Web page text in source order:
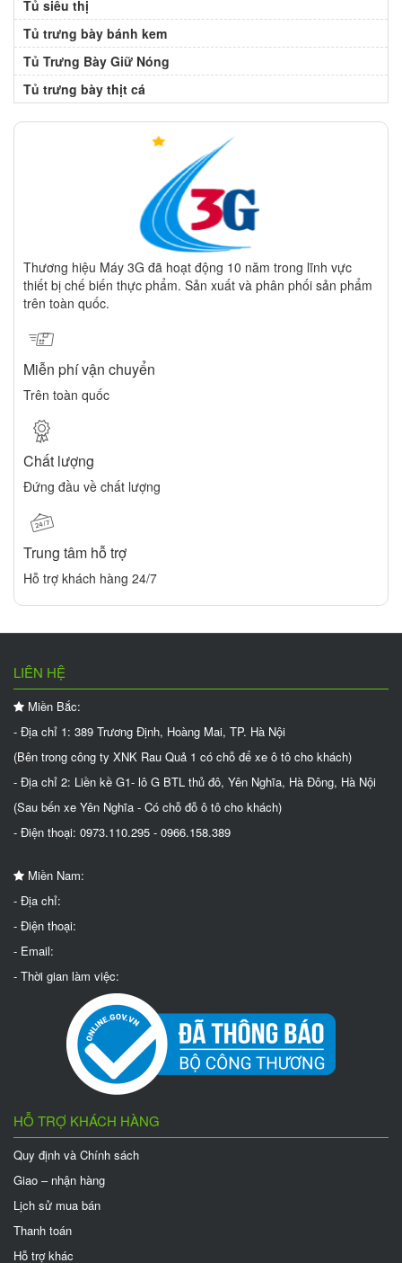
Tủ siêu thị
Tủ trưng bày bánh kem
Tủ Trưng Bày Giữ Nóng
Tủ trưng bày thịt cá
Thương hiệu Máy 3G đã hoạt động 10 năm trong lĩnh vực
thiết bị chế biến thực phẩm. Sản xuất và phân phối sản phẩm
trên toàn quốc.
Miễn phí vận chuyển
Trên toàn quốc
Chất lượng
Đứng đầu về chất lượng
Trung tâm hỗ trợ
Hỗ trợ khách hàng 24/7
LIÊN HỆ
Miền Bắc:
- Địa chỉ 1: 389 Trương Định, Hoàng Mai, TP. Hà Nội
(Bên trong công ty XNK Rau Quả 1 có chỗ để xe ô tô cho khách)
- Địa chỉ 2: Liền kề G1- lô G BTL thủ đô, Yên Nghĩa, Hà Đông, Hà Nội
(Sau bến xe Yên Nghĩa - Có chỗ đỗ ô tô cho khách)
- Điện thoại: 0973.110.295 - 0966.158.389
Miền Nam:
- Địa chỉ:
- Điện thoại:
- Email:
- Thời gian làm việc:
HỖ TRỢ KHÁCH HÀNG
Quy định và Chính sách
Giao – nhận hàng
Lịch sử mua bán
Thanh toán
Hỗ trợ khác